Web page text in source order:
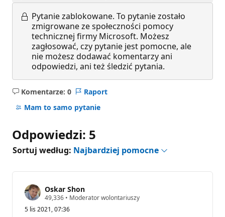
Pytanie zablokowane. To pytanie zostało
zmigrowane ze społeczności pomocy
technicznej firmy Microsoft. Możesz
zagłosować, czy pytanie jest pomocne, ale
nie możesz dodawać komentarzy ani
odpowiedzi, ani też śledzić pytania.
Komentarze: 0
Brak
komentarzy
Raport
Mam to samo pytanie
Odpowiedzi: 5
Sortuj według: Najbardziej pomocne
Oskar Shon
49,336 P
n
• Moderator wolontariuszy
5 lis 2021, 07:36